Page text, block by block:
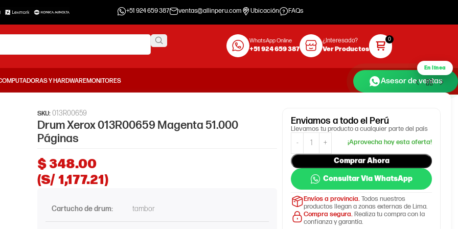
+51 924 659 387 ventas@allinperu.com Ubicación FAQs
WhatsApp Online
+51 924 659 387
¿Interesado?
Ver Productos
Y HARDWAREMONITORES
En línea
Asesor de ventas
SKU:013R00659
Drum Xerox 013R00659 Magenta 51.000
Páginas
$348.00
(S/ 1,177.21)
Cartucho de drum: tambor
Enviamosa todo el Perú
Llevamos tu producto a cualquier parte del país
Comprar Ahora
Consultar Via WhatsApp
Envíos a provincia.Todos nuestros
productos llegan a zonas externas de Lima.
Compra segura.Realiza tu compra con la
confianza y garantía.